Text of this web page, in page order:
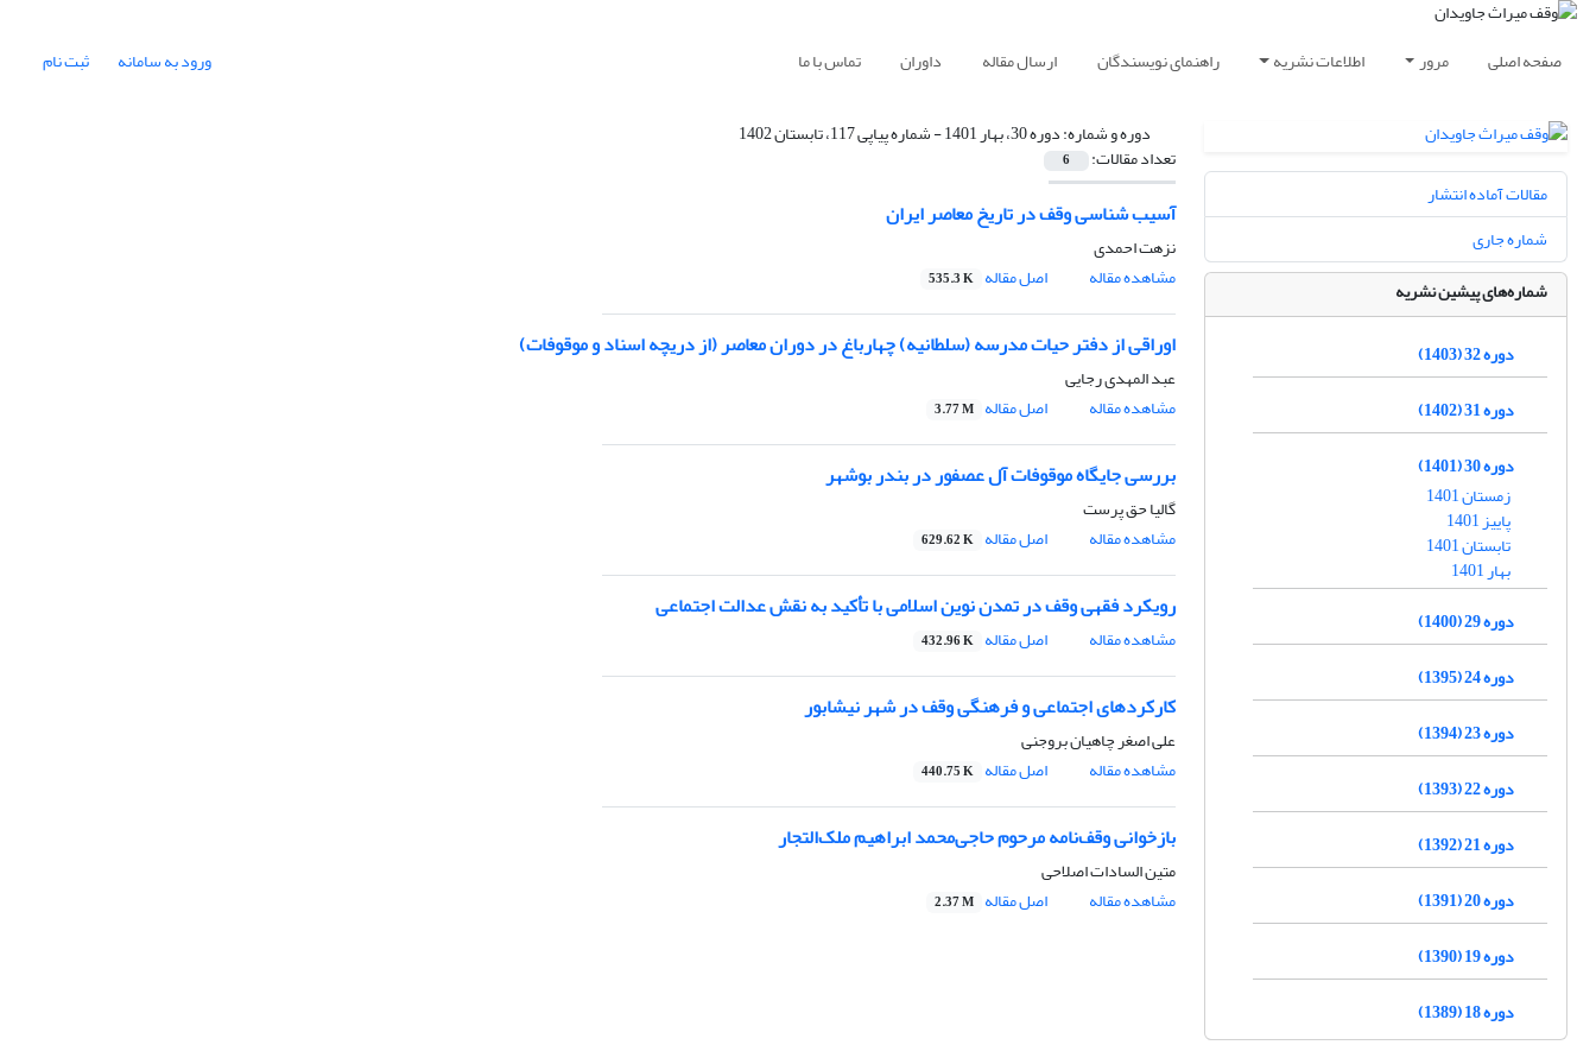
صفحه اصلی مرور اطلاعات نشریه راهنمای نویسندگان ارسال مقاله داوران تماس با ما ورود به سامانه ثبت نام
دوره و شماره:دوره 30، بهار 1401 - شماره پیاپی 117، تابستان 1402
تعداد مقالات: 6
آسیب شناسی وقف در تاریخ معاصر ایران
نزهت احمدی
مشاهده مقاله
اصل مقاله 535.3 K
اوراقی از دفتر حیات مدرسه (سلطانیه) چهارباغ در دوران معاصر (از دریچه اسناد و موقوفات)
عبد المهدی رجایی
مشاهده مقاله
اصل مقاله 3.77 M
بررسی جایگاه موقوفات آل عصفور در بندر بوشهر
گالیا حق پرست
مشاهده مقاله
اصل مقاله 629.62 K
رویکرد فقهی وقف در تمدن نوین اسلامی با تأکید به نقش عدالت اجتماعی
مشاهده مقاله اصل مقاله 432.96 K
کارکردهای اجتماعی و فرهنگی وقف در شهر نیشابور
علی اصغر چاهیان بروجنی
مشاهده مقاله
اصل مقاله 440.75 K
بازخوانی وقف‌نامه مرحوم حاجی‌محمد ابراهیم ملک‌التجار
متین السادات اصلاحی
مشاهده مقاله
اصل مقاله 2.37 M
مقالات آماده انتشار
شماره جاری
شماره‌های پیشین نشریه
دوره 32 (1403)
دوره 31 (1402)
دوره 30 (1401)
زمستان 1401
پاییز 1401
تابستان 1401
بهار 1401
دوره 29 (1400)
دوره 24 (1395)
دوره 23 (1394)
دوره 22 (1393)
دوره 21 (1392)
دوره 20 (1391)
دوره 19 (1390)
دوره 18 (1389)